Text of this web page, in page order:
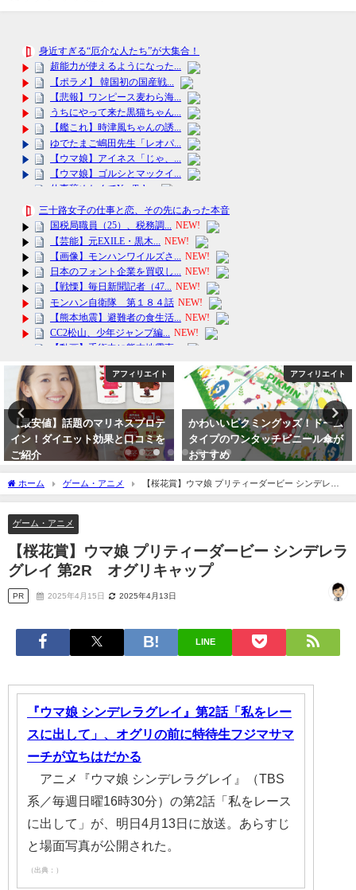
アフィリエイト
【最安値】話題のマリネスプロテ
イン！ダイエット効果と口コミを
ご紹介
アフィリエイト
かわいいピクミングッズ！ドーム
タイプのワンタッチビニール傘が
おすすめ
ホーム ゲーム・アニメ
【桜花賞】ウマ娘 プリティーダービー シンデレラ
グレイ 第2R オグリキャップ
ゲーム・アニメ
【桜花賞】ウマ娘 プリティーダービー シンデレラ
グレイ 第2R オグリキャップ
PR 2025年4月15日 2025年4月13日
LINE
『ウマ娘 シンデレラグレイ』第2話「私をレー
スに出して」、オグリの前に特待生フジマサマ
ーチが立ちはだかる
アニメ『ウマ娘 シンデレラグレイ』（TBS
系／毎週日曜16時30分）の第2話「私をレース
に出して」が、明日4月13日に放送。あらすじ
と場面写真が公開された。
（出典：）